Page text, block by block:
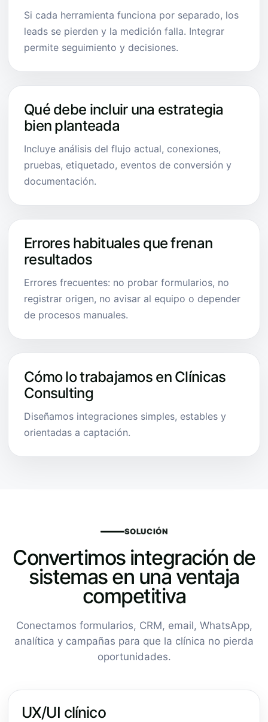
Si cada herramienta funciona por separado, los
leads se pierden y la medición falla. Integrar
permite seguimiento y decisiones.
Qué debe incluir una estrategia
bien planteada
Incluye análisis del flujo actual, conexiones,
pruebas, etiquetado, eventos de conversión y
documentación.
Errores habituales que frenan
resultados
Errores frecuentes: no probar formularios, no
registrar origen, no avisar al equipo o depender
de procesos manuales.
Cómo lo trabajamos en Clínicas
Consulting
Diseñamos integraciones simples, estables y
orientadas a captación.
SOLUCIÓN
Convertimos integración de
sistemas en una ventaja
competitiva
Conectamos formularios, CRM, email, WhatsApp,
analítica y campañas para que la clínica no pierda
oportunidades.
UX/UI clínico